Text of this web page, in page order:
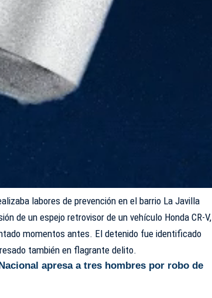
labores de prevención en el barrio La Javilla
de un espejo retrovisor de un vehículo Honda CR-V,
momentos antes. El detenido fue identificado
también en flagrante delito.
apresa a tres hombres por robo de